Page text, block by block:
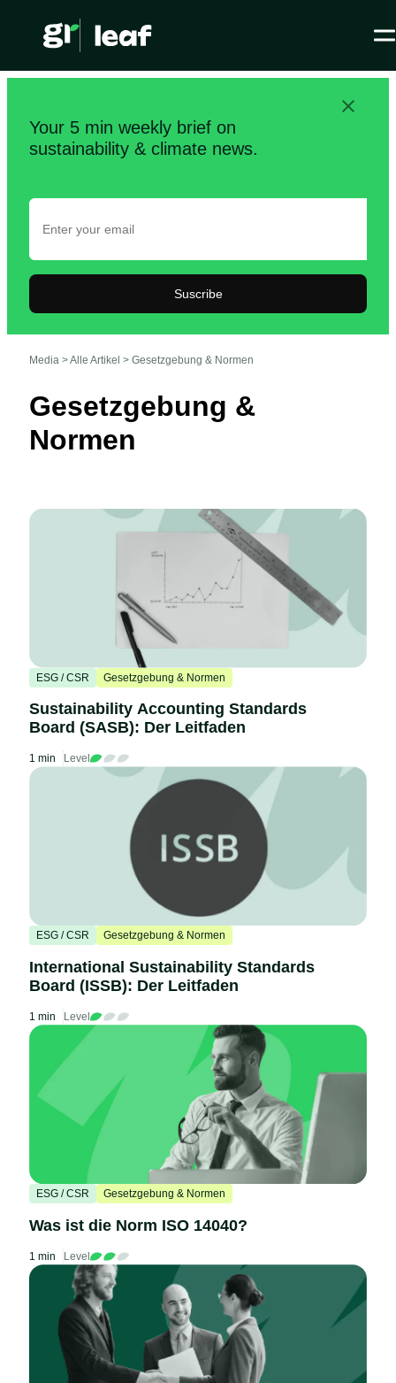
Your 5 min weekly brief on
sustainability & climate news.
Suscribe
Media >Alle Artikel > Gesetzgebung & Normen
Gesetzgebung &
Normen
ESG / CSR Gesetzgebung & Normen
Sustainability Accounting Standards
Board (SASB): Der Leitfaden
1 min Level
ESG / CSR Gesetzgebung & Normen
International Sustainability Standards
Board (ISSB): Der Leitfaden
1 min Level
ESG / CSR Gesetzgebung & Normen
Was ist die Norm ISO 14040?
1 min Level